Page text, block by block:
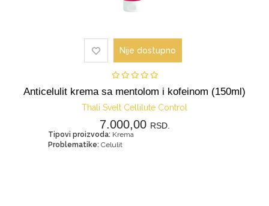
Nije dostupno
Anticelulit krema sa mentolom i kofeinom (150ml)
Thali Svelt Cellilute Control
7.000,00 RSD.
Tipovi proizvoda: Krema
Problematike: Celulit